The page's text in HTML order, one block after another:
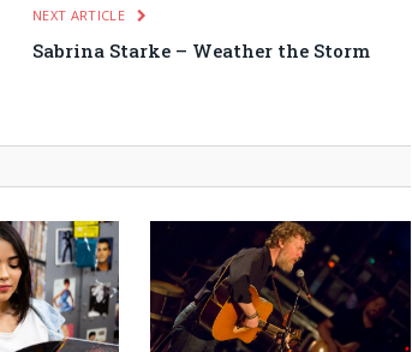
NEXT ARTICLE
Sabrina Starke – Weather the Storm